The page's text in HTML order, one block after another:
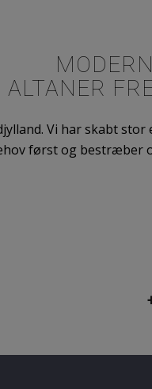
ALTANER
Vi har skabt
først og bestræber